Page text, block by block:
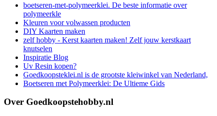
boetseren-met-polymeerklei. De beste informatie over
polymeerkle
Kleuren voor volwassen producten
DIY Kaarten maken
zelf hobby - Kerst kaarten maken! Zelf jouw kerstkaart
knutselen
Inspiratie Blog
Uv Resin kopen?
Goedkoopsteklei.nl is de grootste kleiwinkel van Nederland,
Boetseren met Polymeerklei: De Ultieme Gids
Over Goedkoopstehobby.nl